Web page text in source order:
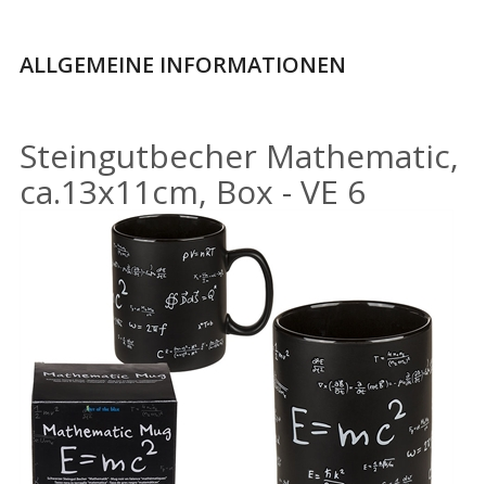
ALLGEMEINE INFORMATIONEN
Steingutbecher Mathematic,
ca.13x11cm, Box - VE 6